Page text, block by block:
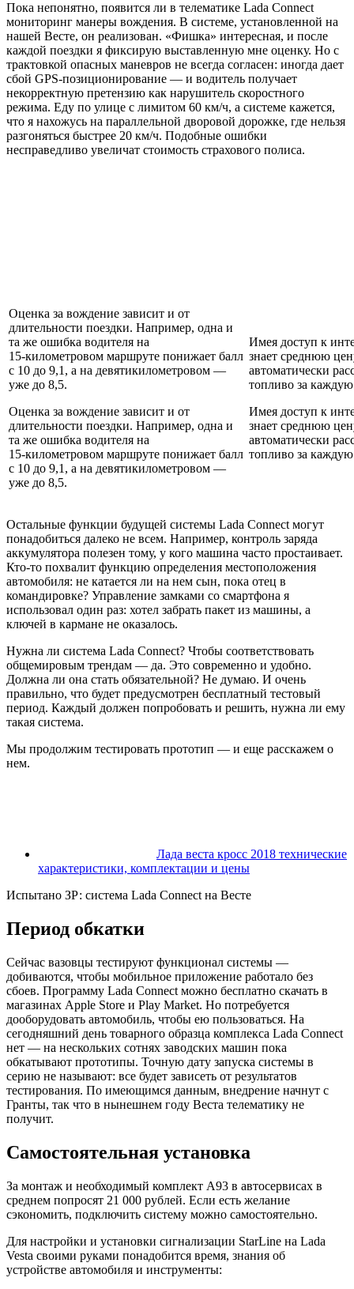
Пока непонятно, появится ли в телематике Lada Connect
мониторинг манеры вождения. В системе, установленной на
нашей Весте, он реализован. «Фишка» интересная, и после
каждой поездки я фиксирую выставленную мне оценку. Но с
трактовкой опасных маневров не всегда согласен: иногда дает
сбой GPS-позиционирование — и водитель получает
некорректную претензию как нарушитель скоростного
режима. Еду по улице с лимитом 60 км/ч, а системе кажется,
что я нахожусь на параллельной дворовой дорожке, где нельзя
разгоняться быстрее 20 км/ч. Подобные ошибки
несправедливо увеличат сто­имость страхового полиса.
Оценка за вождение зависит и от
длительности поездки. Например, одна и
та же ошибка водителя на
15‑километровом маршруте понижает балл
с 10 до 9,1, а на девятикилометровом —
уже до 8,5.
Оценка за вождение зависит и от
длительности поездки. Например, одна и
та же ошибка водителя на
15‑километровом маршруте понижает балл
с 10 до 9,1, а на девятикилометровом —
уже до 8,5.
Имея доступ к
знает среднюю
автоматически
топливо за
Имея доступ к
знает среднюю
автоматически
топливо за
Остальные функции будущей системы Lada Connect могут
понадобиться далеко не всем. Например, контроль заряда
аккумулятора полезен тому, у кого машина часто простаивает.
Кто-то похвалит функцию определения местоположения
автомобиля: не катается ли на нем сын, пока отец в
командировке? Управление замками со смартфона я
использовал один раз: хотел забрать пакет из машины, а
ключей в кармане не оказалось.
Нужна ли система Lada Connect? Чтобы соответствовать
общемировым трендам — да. Это современно и удобно.
Должна ли она стать обязательной? Не думаю. И очень
правильно, что будет предусмотрен бесплатный тестовый
период. Каждый должен попробовать и решить, нужна ли ему
такая система.
Мы продолжим тестировать прототип — и еще расскажем о
нем.
Лада веста кросс 2018 технические
характеристики, комплектации и цены
Испытано ЗР: система Lada Connect на Весте
Период обкатки
Сейчас вазовцы тестируют функционал системы —
добиваются, чтобы мобильное приложение работало без
сбоев. Программу Lada Connect можно бесплатно скачать в
магазинах Apple Store и Play Market. Но потребуется
дооборудовать автомобиль, чтобы ею пользоваться. На
сегодняшний день товарного образца комплекса Lada Connect
нет — на нескольких сотнях заводских машин пока
обкатывают прототипы. Точную дату запуска системы в
серию не называют: все будет зависеть от результатов
тестирования. По имеющимся данным, внедрение начнут с
Гранты, так что в нынешнем году Веста телематику не
получит.
Самостоятельная установка
За монтаж и необходимый комплект A93 в автосервисах в
среднем попросят 21 000 рублей. Если есть желание
сэкономить, подключить систему можно самостоятельно.
Для настройки и установки сигнализации StarLine на Lada
Vesta своими руками понадобится время, знания об
устройстве автомобиля и инструменты: